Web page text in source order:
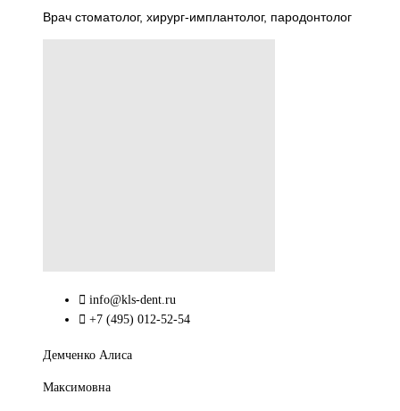
Врач стоматолог, хирург-имплантолог, пародонтолог
info@kls-dent.ru
+7 (495) 012-52-54
Демченко Алиса
Максимовна